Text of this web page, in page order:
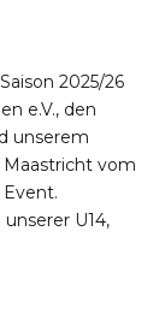
2025/26
e.V., den
unserem
Maastricht vom
U14,